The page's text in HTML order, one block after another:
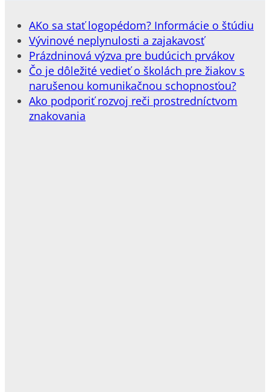
AKo sa stať logopédom? Informácie o štúdiu
Vývinové neplynulosti a zajakavosť
Prázdninová výzva pre budúcich prvákov
Čo je dôležité vedieť o školách pre žiakov s
narušenou komunikačnou schopnosťou?
Ako podporiť rozvoj reči prostredníctvom
znakovania